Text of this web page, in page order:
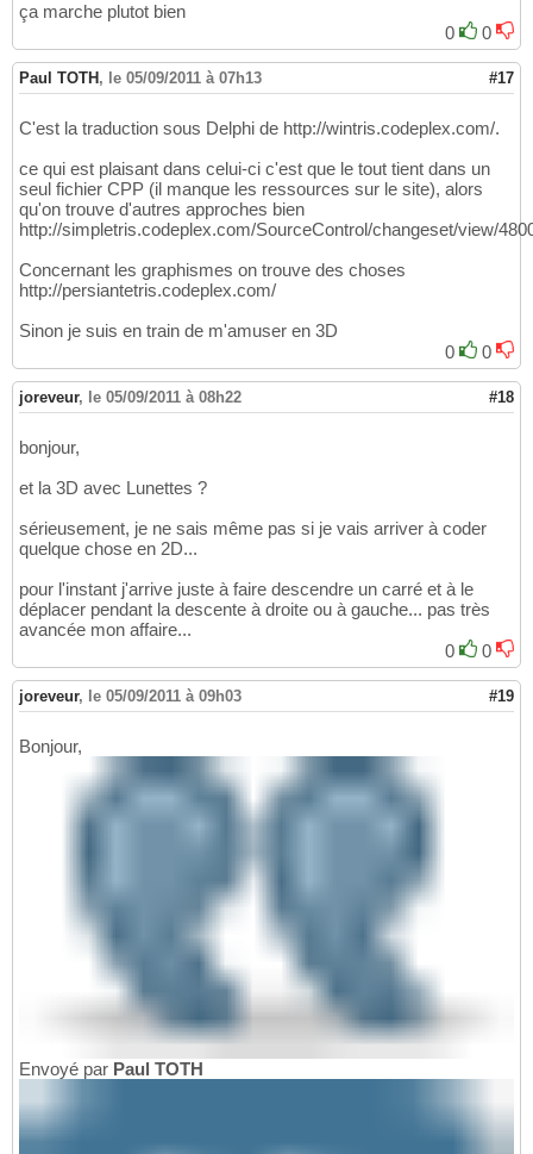
ça marche plutot bien
0
0
Paul TOTH , le 05/09/2011 à 07h13 #17
C'est la traduction sous Delphi de http://wintris.codeplex.com/.
ce qui est plaisant dans celui-ci c'est que le tout tient dans un
seul fichier CPP (il manque les ressources sur le site), alors
qu'on trouve d'autres approches bien
http://simpletris.codeplex.com/SourceControl/changeset/view/
Concernant les graphismes on trouve des choses
http://persiantetris.codeplex.com/
Sinon je suis en train de m'amuser en 3D
0
0
joreveur, le 05/09/2011 à 08h22 #18
bonjour,
et la 3D avec Lunettes ?
sérieusement, je ne sais même pas si je vais arriver à coder
quelque chose en 2D...
pour l'instant j'arrive juste à faire descendre un carré et à le
déplacer pendant la descente à droite ou à gauche... pas très
avancée mon affaire...
0
0
joreveur, le 05/09/2011 à 09h03 #19
Bonjour,
Envoyé par Paul TOTH